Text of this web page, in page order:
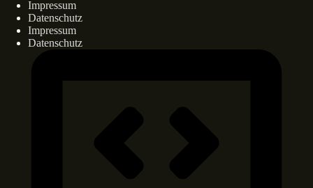
Impressum
Datenschutz
Impressum
Datenschutz